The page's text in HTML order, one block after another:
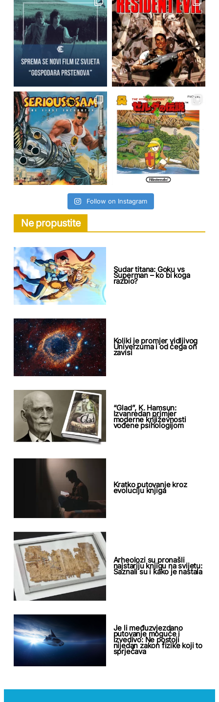
Follow on Instagram
Ne propustite
Sudar titana: Goku vs
Superman – ko bi koga
razbio?
Koliki je promjer vidljivog
Univerzuma i od čega on
zavisi
“Glad”, K. Hamsun:
Izvanredan primjer
moderne književnosti
vođene psihologijom
Kratko putovanje kroz
evoluciju knjiga
Arheolozi su pronašli
najstariju knjigu na svijetu:
Saznali su i kako je nastala
Je li međuzvjezdano
putovanje moguće i
izvedivo: Ne postoji
nijedan zakon fizike koji to
sprječava